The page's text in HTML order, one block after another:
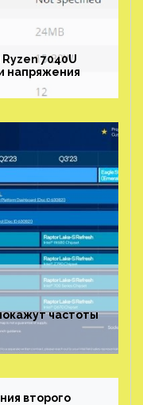
7040U
напряжения
частоты
второго